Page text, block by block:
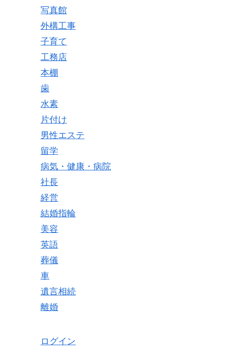
写真館
外構工事
子育て
工務店
本棚
歯
水素
片付け
男性エステ
留学
病気・健康・病院
社長
経営
結婚指輪
美容
英語
葬儀
車
遺言相続
離婚
ログイン